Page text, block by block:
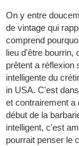
On y entre
de vintage qui
comprend
lieu d'être
prêtent a réflexion
intelligente du
in USA. C'est
et contrairement a
début de la
intelligent, c'est
pourrait penser le